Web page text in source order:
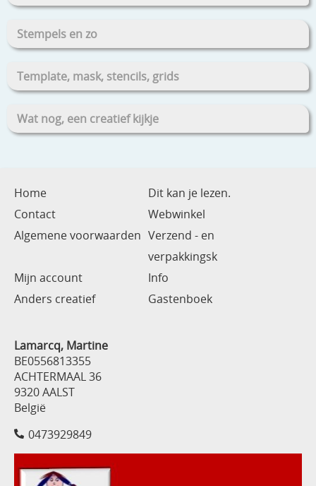
Stempels en zo
Template, mask, stencils, grids
Wat nog, een creatief kijkje
Home
Dit kan je lezen.
Contact
Webwinkel
Algemene voorwaarden Verzend - en
verpakkingsk
Mijn account
Info
Anders creatief
Gastenboek
Lamarcq, Martine
BE0556813355
ACHTERMAAL 36
9320 AALST
België
0473929849